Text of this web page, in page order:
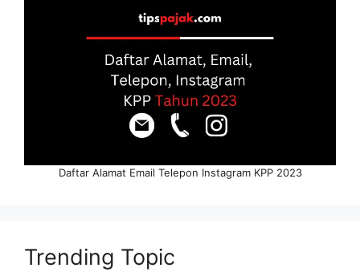
Daftar Alamat Email Telepon Instagram KPP 2023
Trending Topic